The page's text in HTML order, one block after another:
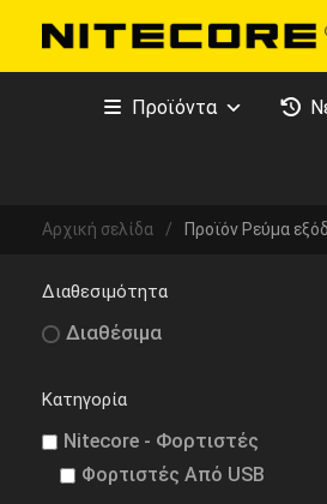
Προϊόντα
Αρχική σελίδα / Προϊόν Ρεύμα
Διαθεσιμότητα
Διαθέσιμα
Κατηγορία
Nitecore - Φορτιστές
Φορτιστές Από USB